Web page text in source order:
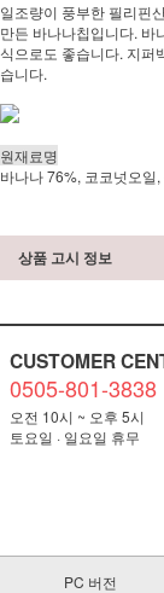
일조량이 풍부한 필리핀
만든 바나나칩입니다. 바
식으로도 좋습니다. 지퍼
습니다.
원재료명
바나나 76%, 코코넛오일
상품 고시 정보
CUSTOMER
0505-801-3838
오전 10시 ~ 오후 5시
토요일 · 일요일 휴무
PC 버전